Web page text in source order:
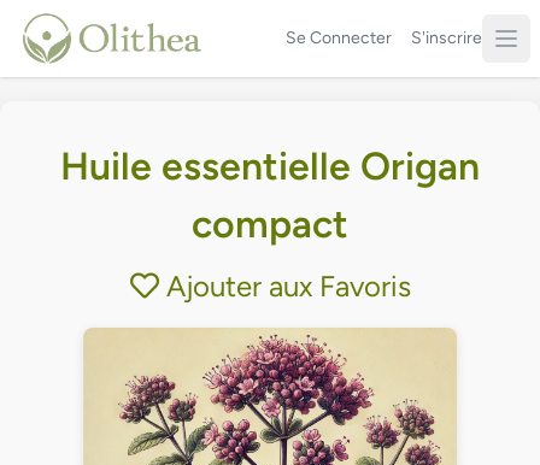
Se Connecter S'inscrire
Huile essentielle Origan
compact
Ajouter aux Favoris